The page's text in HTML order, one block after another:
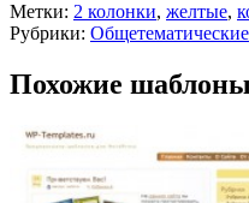
Метки: 2 колонки, желтые,
Рубрики: Общетематические
Похожие шаблоны